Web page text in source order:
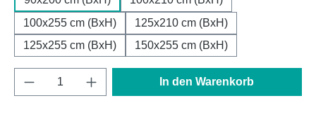
100x255 cm (BxH)
125x210 cm (BxH)
125x255 cm (BxH)
150x255 cm (BxH)
Produkt Anzahl: Gib den gewünschten
In den Warenkorb